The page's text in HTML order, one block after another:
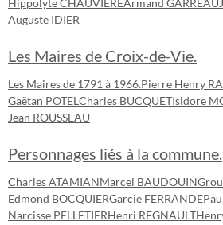
Hippolyte CHAUVIEREArmand GARREAU
Auguste IDIER
Les Maires de Croix-de-Vie.
Les Maires de 1791 à 1966.Pierre Henry
Gaëtan POTEL Charles BUCQUETIsidore
Jean ROUSSEAU
Personnages liés à la commune.
Charles ATAMIANMarcel BAUDOUIN
Edmond BOCQUIERGarcie FERRANDE
Narcisse PELLETIERHenri REGNAULT